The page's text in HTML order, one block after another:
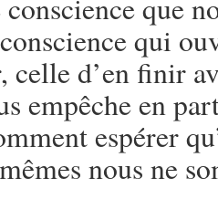
que
qui
d’en finir
empêche en
espérer
nous ne